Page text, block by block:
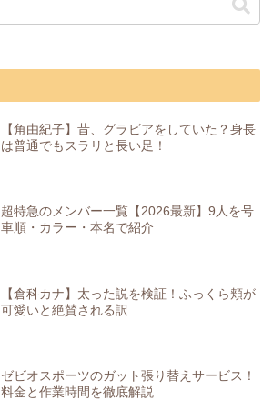
【角由紀子】昔、グラビアをしていた？身長
は普通でもスラリと長い足！
超特急のメンバー一覧【2026最新】9人を号
車順・カラー・本名で紹介
【倉科カナ】太った説を検証！ふっくら頬が
可愛いと絶賛される訳
ゼビオスポーツのガット張り替えサービス！
料金と作業時間を徹底解説